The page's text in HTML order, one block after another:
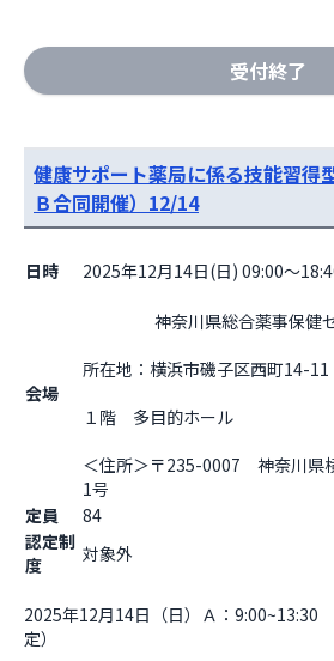
受付終了
健康サポート薬局に係る技能習得
Ｂ合同開催）12/14
日時 2025年12月14日(日) 09:00～
会場
所在地：横浜市磯子区西町14-11
１階　多目的ホール
＜住所＞〒235-0007　神奈川県
1号
定員
84
認定制
度
対象外
2025年12月14日（日）Ａ：9:00~13:30
定）